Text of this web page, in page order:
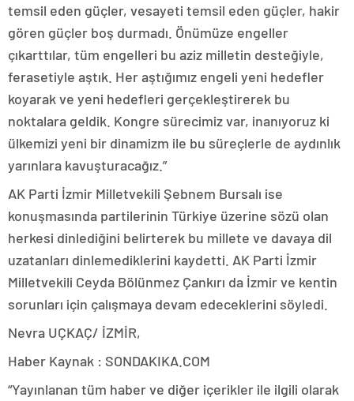
temsil eden güçler, vesayeti temsil eden güçler, hakir
gören güçler boş durmadı. Önümüze engeller
çıkarttılar, tüm engelleri bu aziz milletin desteğiyle,
ferasetiyle aştık. Her aştığımız engeli yeni hedefler
koyarak ve yeni hedefleri gerçekleştirerek bu
noktalara geldik. Kongre sürecimiz var, inanıyoruz ki
ülkemizi yeni bir dinamizm ile bu süreçlerle de aydınlık
yarınlara kavuşturacağız.”
AK Parti İzmir Milletvekili Şebnem Bursalı ise
konuşmasında partilerinin Türkiye üzerine sözü olan
herkesi dinlediğini belirterek bu millete ve davaya dil
uzatanları dinlemediklerini kaydetti. AK Parti İzmir
Milletvekili Ceyda Bölünmez Çankırı da İzmir ve kentin
sorunları için çalışmaya devam edeceklerini söyledi.
Nevra UÇKAÇ/ İZMİR,
Haber Kaynak : SONDAKIKA.COM
“Yayınlanan tüm haber ve diğer içerikler ile ilgili olarak